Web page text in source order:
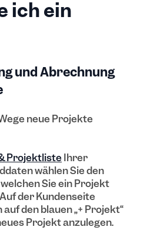
ich ein
und Abrechnung
neue Projekte
ProjektlisteIhrer
wählen Sie den
Sie ein Projekt
der Kundenseite
den blauen „+ Projekt“
Projekt anzulegen.